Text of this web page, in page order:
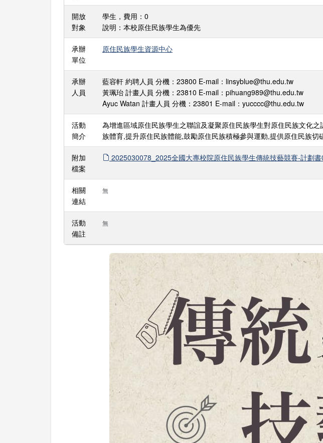
開放
對象
學生，費用：0
說明：本校原住民族學生為優先
承辦
單位
原住民族學生資源中心
承辦
人員
藍容軒 約聘人員 分機：23800 E-mail：linsyblue@thu.edu.tw
黃珮珆 計畫人員 分機：23810 E-mail：pihuang989@thu.edu.tw
Ayuc Watan 計畫人員 分機：23801 E-mail：yucccc@thu.edu.tw
活動
簡介
為增進區域原住民族學生之聯誼及凝聚原住民族學生對原住民族文化
族體育,提升原住民族體能,鼓勵原住民族積極參與運動,提供原住民族切
附加
檔案
2025030078_2025全國大專校院原住民族學生傳統技藝競賽-計劃
相關
連結
無
活動
備註
無